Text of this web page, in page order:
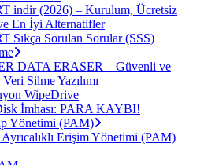
indir (2026) – Kurulum, Ücretsiz
En İyi Alternatifler
Sıkça Sorulan Sorular (SSS)
DATA ERASER – Güvenli ve
Silme Yazılımı
WipeDrive
İmhası: PARA KAYBI!
Yönetimi (PAM)
Erişim Yönetimi (PAM)